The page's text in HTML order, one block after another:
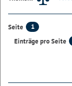
Seite
1
Einträge pro Seite